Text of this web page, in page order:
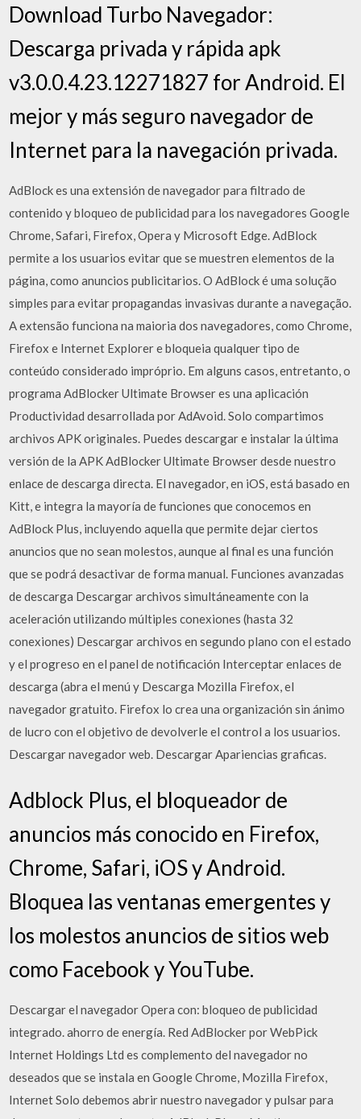
Download Turbo Navegador:
Descarga privada y rápida apk
v3.0.0.4.23.12271827 for Android. El
mejor y más seguro navegador de
Internet para la navegación privada.
AdBlock es una extensión de navegador para filtrado de
contenido y bloqueo de publicidad para los navegadores Google
Chrome, Safari, Firefox, Opera y Microsoft Edge. AdBlock
permite a los usuarios evitar que se muestren elementos de la
página, como anuncios publicitarios. O AdBlock é uma solução
simples para evitar propagandas invasivas durante a navegação.
A extensão funciona na maioria dos navegadores, como Chrome,
Firefox e Internet Explorer e bloqueia qualquer tipo de
conteúdo considerado impróprio. Em alguns casos, entretanto, o
programa AdBlocker Ultimate Browser es una aplicación
Productividad desarrollada por AdAvoid. Solo compartimos
archivos APK originales. Puedes descargar e instalar la última
versión de la APK AdBlocker Ultimate Browser desde nuestro
enlace de descarga directa. El navegador, en iOS, está basado en
Kitt, e integra la mayoría de funciones que conocemos en
AdBlock Plus, incluyendo aquella que permite dejar ciertos
anuncios que no sean molestos, aunque al final es una función
que se podrá desactivar de forma manual. Funciones avanzadas
de descarga Descargar archivos simultáneamente con la
aceleración utilizando múltiples conexiones (hasta 32
conexiones) Descargar archivos en segundo plano con el estado
y el progreso en el panel de notificación Interceptar enlaces de
descarga (abra el menú y Descarga Mozilla Firefox, el
navegador gratuito. Firefox lo crea una organización sin ánimo
de lucro con el objetivo de devolverle el control a los usuarios.
Descargar navegador web. Descargar Apariencias graficas.
Adblock Plus, el bloqueador de
anuncios más conocido en Firefox,
Chrome, Safari, iOS y Android.
Bloquea las ventanas emergentes y
los molestos anuncios de sitios web
como Facebook y YouTube.
Descargar el navegador Opera con: bloqueo de publicidad
integrado. ahorro de energía. Red AdBlocker por WebPick
Internet Holdings Ltd es complemento del navegador no
deseados que se instala en Google Chrome, Mozilla Firefox,
Internet Solo debemos abrir nuestro navegador y pulsar para